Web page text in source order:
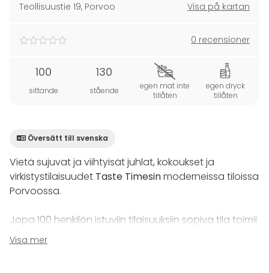
Teollisuustie 19, Porvoo Visa på kartan
0 recensioner
100
sittande
130
stående
egen mat inte
tillåten
egen dryck
tillåten
Översätt till svenska
Vietä sujuvat ja viihtyisät juhlat, kokoukset ja
virkistystilaisuudet Taste Timesinmoderneissa tiloissa
Porvoossa.
Jopa 100 henkilön istuviin tilaisuuksiin sopiva tila toimii
loistavana paikkana järjestää vaikkapa pikkujoulut,
baby showerit ja valmistujaiset. Cocktail-tilaisuuksiin
Visa mer